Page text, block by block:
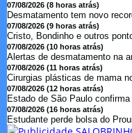
07/08/2026 (8 horas atrás)
Desmatamento tem novo
07/08/2026 (9 horas atrás)
Cristo, Bondinho e outros
07/08/2026 (10 horas atrás)
Alertas de desmatamento na
07/08/2026 (11 horas atrás)
Cirurgias plásticas de mama
07/08/2026 (12 horas atrás)
Estado de São Paulo
07/08/2026 (16 horas atrás)
Estudante perde bolsa do